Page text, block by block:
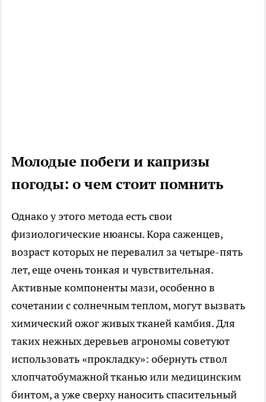
Молодые побеги и капризы
погоды: о чем стоит помнить
Однако у этого метода есть свои
физиологические нюансы. Кора саженцев,
возраст которых не перевалил за четыре-пять
лет, еще очень тонкая и чувствительная.
Активные компоненты мази, особенно в
сочетании с солнечным теплом, могут вызвать
химический ожог живых тканей камбия. Для
таких нежных деревьев агрономы советуют
использовать «прокладку»: обернуть ствол
хлопчатобумажной тканью или медицинским
бинтом, а уже сверху наносить спасительный